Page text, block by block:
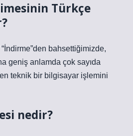
Türkçe
bahsettiğimizde,
geniş anlamda çok sayıda
teknik bir bilgisayar işlemini
nedir?